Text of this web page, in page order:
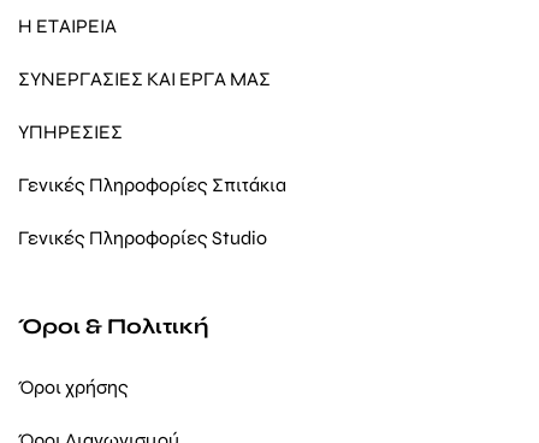
Η ΕΤΑΙΡΕΙΑ
ΣΥΝΕΡΓΑΣΙΕΣ ΚΑΙ ΕΡΓΑ ΜΑΣ
ΥΠΗΡΕΣΙΕΣ
Γενικές Πληροφορίες Σπιτάκια
Γενικές Πληροφορίες Studio
Όροι & Πολιτική
Όροι χρήσης